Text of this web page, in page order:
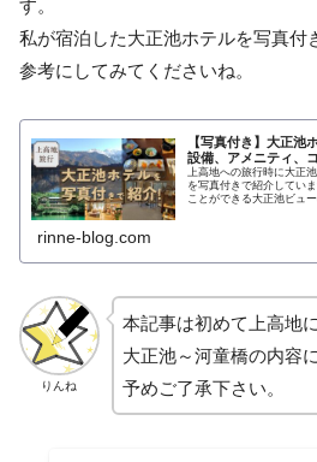
す。
私が宿泊した大正池ホテルを写真付
参考にしてみてくださいね。
【写真付き】大正池
設備、アメニティ、
上高地への旅行時に大正
を写真付きで紹介してい
ことができる大正池ビュ
rinne-blog.com
りんね
本記事は初めて上高地
大正池～河童橋の内容
予めご了承下さい。